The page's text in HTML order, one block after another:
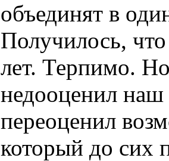
объединят в
Получилось,
лет. Терпимо.
недооценил
переоценил
который до сих